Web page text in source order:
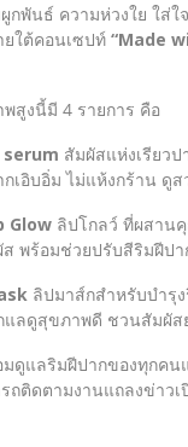
กพันธ์ ความห่วงใย ใส่ใ
ใต้คอนเซปท์ “Made
นี้มี 4 รายการ คือ
สัมผัสแห่งเรียว
เอิบอิ่ม ไม่แห้งกร้าน
Glow ลิปโกลว์ ที่ผสาน
พร้อมช่วยปรับสีริมฝี
ลิปมาส์กสำหรับบำรุ
กแลดูสุขภาพดี ชวนสัม
มดูแลริมฝีปากของทุกค
ถติดตามงานแถลงข่าวเ